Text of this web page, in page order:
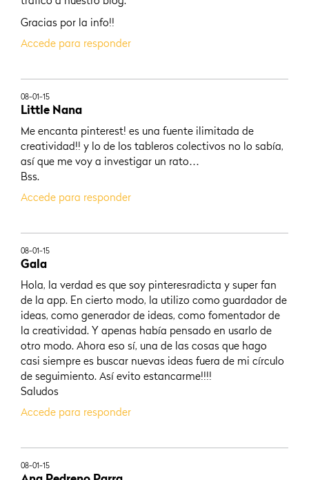
Gracias por la info!!
Accede para responder
08-01-15
Little Nana
Me encanta pinterest! es una fuente ilimitada de
creatividad!! y lo de los tableros colectivos no lo sabía,
así que me voy a investigar un rato…
Bss.
Accede para responder
08-01-15
Gala
Hola, la verdad es que soy pinteresradicta y super fan
de la app. En cierto modo, la utilizo como guardador de
ideas, como generador de ideas, como fomentador de
la creatividad. Y apenas había pensado en usarlo de
otro modo. Ahora eso sí, una de las cosas que hago
casi siempre es buscar nuevas ideas fuera de mi círculo
de seguimiento. Así evito estancarme!!!!
Saludos
Accede para responder
08-01-15